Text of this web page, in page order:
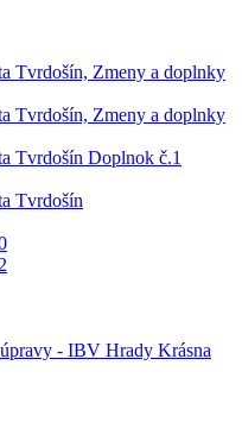
Tvrdošín, Zmeny a doplnky
Tvrdošín, Zmeny a doplnky
Tvrdošín Doplnok č.1
Tvrdošín
- IBV Hrady Krásna